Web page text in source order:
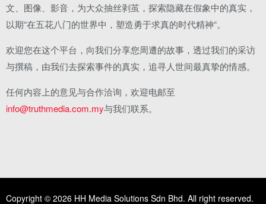
文、图像、影音，为大众抽丝剥茧，探索隐藏在假象中的真实，
以期“在五花八门的世界中，塑造勇于求真的时代精神“。
欢迎您在这个平台，向我们分享您周遭的故事，透过我们的采访
与撰稿，由我们去探索事件的真实，追寻人世间最真挚的情感。
任何内容上的意见与合作洽询，欢迎电邮至
info@truthmedia.com.my与我们联系。
Copyright © 2026 HH Media Solutions Sdn Bhd. All right reserved.